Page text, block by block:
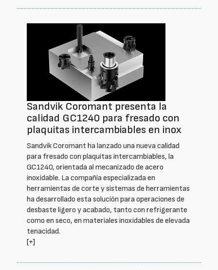
Sandvik Coromant presenta la
calidad GC1240 para fresado con
plaquitas intercambiables en inox
Sandvik Coromant ha lanzado una nueva calidad
para fresado con plaquitas intercambiables, la
GC1240, orientada al mecanizado de acero
inoxidable. La compañía especializada en
herramientas de corte y sistemas de herramientas
ha desarrollado esta solución para operaciones de
desbaste ligero y acabado, tanto con refrigerante
como en seco, en materiales inoxidables de elevada
tenacidad.
[+]